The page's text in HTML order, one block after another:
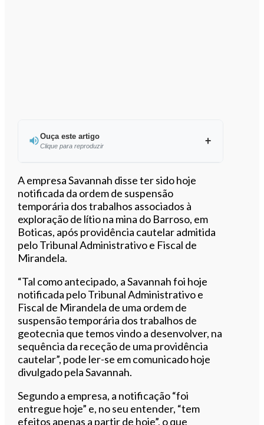
Ouça este artigo
Clique para reproduzir
Ouvir este artigo
A empresa Savannah disse ter sido hoje
notificada da ordem de suspensão
temporária dos trabalhos associados à
exploração de lítio na mina do Barroso, em
Boticas, após providência cautelar admitida
pelo Tribunal Administrativo e Fiscal de
Mirandela.
“Tal como antecipado, a Savannah foi hoje
notificada pelo Tribunal Administrativo e
Fiscal de Mirandela de uma ordem de
suspensão temporária dos trabalhos de
geotecnia que temos vindo a desenvolver, na
sequência da receção de uma providência
cautelar”, pode ler-se em comunicado hoje
divulgado pela Savannah.
Segundo a empresa, a notificação “foi
entregue hoje” e, no seu entender, “tem
efeitos apenas a partir de hoje”, o que